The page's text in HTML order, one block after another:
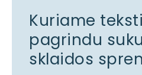
Kuriame
pagrindu
sklaidos